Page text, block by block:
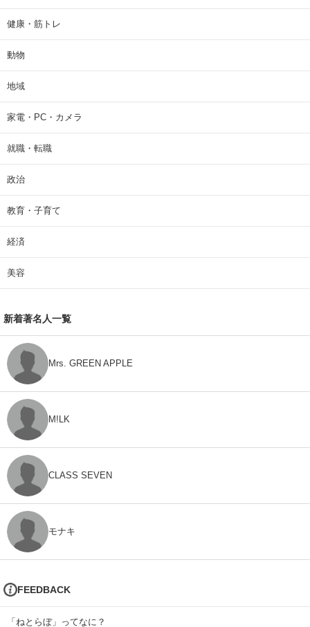
健康・筋トレ
動物
地域
家電・PC・カメラ
就職・転職
政治
教育・子育て
経済
美容
新着著名人一覧
Mrs. GREEN APPLE
M!LK
CLASS SEVEN
モナキ
FEEDBACK
「ねとらぼ」ってなに？